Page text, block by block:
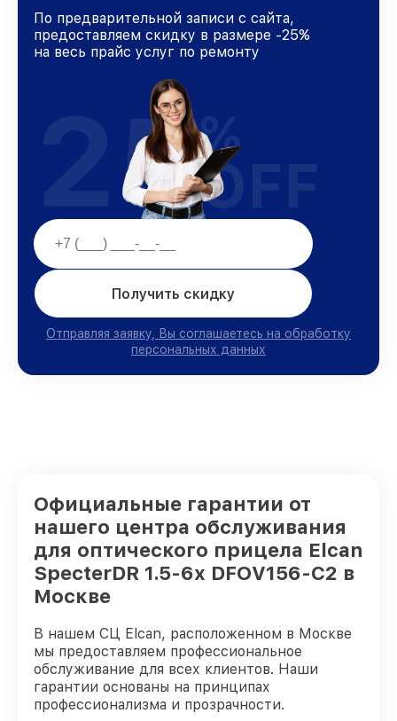
По предварительной записи с сайта,
предоставляем скидку в размере -25%
на весь прайс услуг по ремонту
Получить скидку
Отправляя заявку, Вы соглашаетесь на обработку
персональных данных
25%
OFF
Официальные гарантии от
нашего центра обслуживания
для оптического прицела Elcan
SpecterDR 1.5-6x DFOV156-C2 в
Москве
В нашем СЦ Elcan, расположенном в Москве
мы предоставляем профессиональное
обслуживание для всех клиентов. Наши
гарантии основаны на принципах
профессионализма и прозрачности.